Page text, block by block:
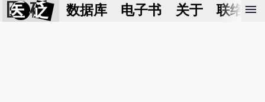
医 砭 数据库 电子书 关于 联络我
menu